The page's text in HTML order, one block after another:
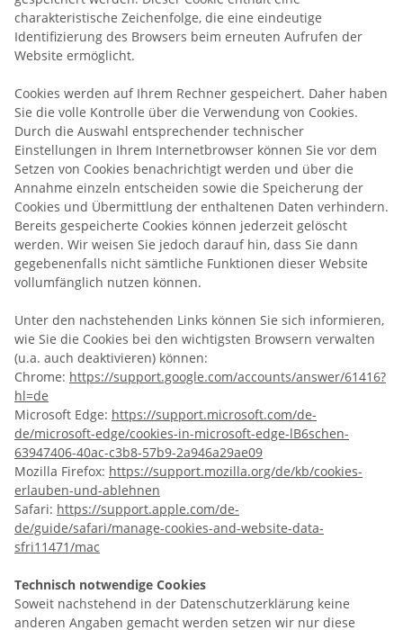
charakteristische Zeichenfolge, die eine eindeutige
Identifizierung des Browsers beim erneuten Aufrufen der
Website ermöglicht.
Cookies werden auf Ihrem Rechner gespeichert. Daher haben
Sie die volle Kontrolle über die Verwendung von Cookies.
Durch die Auswahl entsprechender technischer
Einstellungen in Ihrem Internetbrowser können Sie vor dem
Setzen von Cookies benachrichtigt werden und über die
Annahme einzeln entscheiden sowie die Speicherung der
Cookies und Übermittlung der enthaltenen Daten verhindern.
Bereits gespeicherte Cookies können jederzeit gelöscht
werden. Wir weisen Sie jedoch darauf hin, dass Sie dann
gegebenenfalls nicht sämtliche Funktionen dieser Website
vollumfänglich nutzen können.
Unter den nachstehenden Links können Sie sich informieren,
wie Sie die Cookies bei den wichtigsten Browsern verwalten
(u.a. auch deaktivieren) können:
Chrome: https://support.google.com/accounts/answer/61416?
hl=de
Microsoft Edge: https://support.microsoft.com/de-
de/microsoft-edge/cookies-in-microsoft-edge-lB6schen-
63947406-40ac-c3b8-57b9-2a946a29ae09
Mozilla Firefox: https://support.mozilla.org/de/kb/cookies-
erlauben-und-ablehnen
Safari: https://support.apple.com/de-
de/guide/safari/manage-cookies-and-website-data-
sfri11471/mac
Technisch notwendige Cookies
Soweit nachstehend in der Datenschutzerklärung keine
anderen Angaben gemacht werden setzen wir nur diese